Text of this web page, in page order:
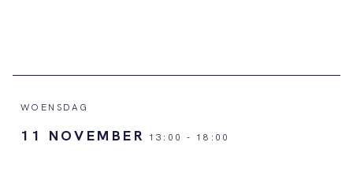
WOENSDAG
11 NOVEMBER 13:00 - 18:00